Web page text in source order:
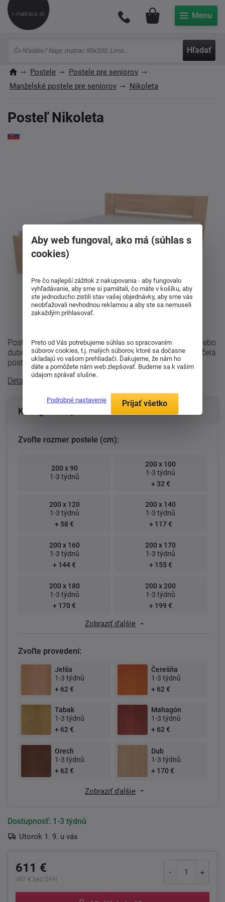
Hľadať
Môj účet
Postele
Postele pre seniorov
Manželské postele pre seniorov
Nikoleta
Posteľ Nikoleta
Posteľ Nikoleta s plným čelom sa vyrába z bukového alebo
dubového masívu o hrúbke 27mm (bočnice) a 40 mm (čelá
postele) a so štruktúrou ...
Detailný popis
Konfigurácia produktu
Zvoľte rozmer postele (cm):
200 x 90
1-3 týdnů
200 x 100
1-3 týdnů
+ 32 €
200 x 120
1-3 týdnů
+ 58 €
200 x 140
1-3 týdnů
+ 117 €
200 x 160
1-3 týdnů
+ 144 €
200 x 170
1-3 týdnů
+ 155 €
200 x 180
1-3 týdnů
+ 170 €
200 x 200
1-3 týdnů
+ 199 €
Zobraziť ďalšie
Zvoľte provedení:
Jelša
1-3 týdnů
+ 62 €
Čerešňa
1-3 týdnů
+ 62 €
Tabak
1-3 týdnů
+ 62 €
Mahagón
1-3 týdnů
+ 62 €
Orech
1-3 týdnů
+ 62 €
Dub
1-3 týdnů
+ 170 €
Zobraziť ďalšie
Dostupnosť: 1-3 týdnů
Utorok 1. 9. u vás
611 €
497 € bez DPH
Aby web fungoval, ako má (súhlas s
cookies)
Pre čo najlepší zážitok z nakupovania - aby fungovalo
vyhľadávanie, aby sme si pamätali, čo máte v košíku, aby
ste jednoducho zistili stav vašej objednávky, aby sme vás
neobťažovali nevhodnou reklamou a aby ste sa nemuseli
zakaždým prihlasovať.
Preto od Vás potrebujeme súhlas so spracovaním
súborov cookies, t.j. malých súborov, ktoré sa dočasne
ukladajú vo vašom prehliadači. Ďakujeme, že nám ho
dáte a pomôžete nám web zlepšovať. Budeme sa k vašim
údajom správať slušne.
Podrobné nastavenie Prijať všetko